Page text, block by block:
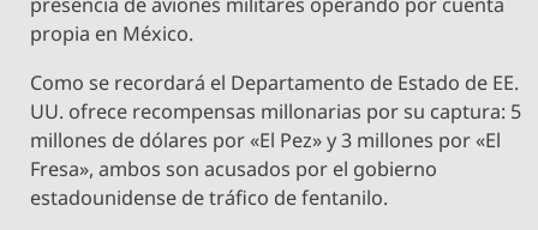
propia en México.
Como se recordará el Departamento de Estado de EE.
UU. ofrece recompensas millonarias por su captura: 5
millones de dólares por «El Pez» y 3 millones por «El
Fresa», ambos son acusados por el gobierno
estadounidense de tráfico de fentanilo.